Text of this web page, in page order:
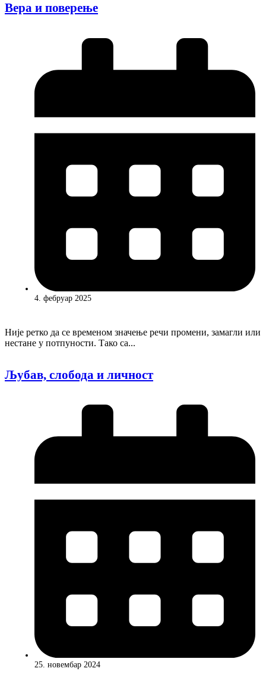
Вера и поверење
4. фебруар 2025
Није ретко да се временом значење речи промени, замагли или
нестане у потпуности. Тако са...
Љубав, слобода и личност
25. новембар 2024